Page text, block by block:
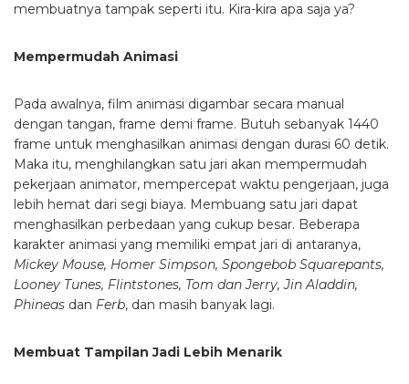
membuatnya tampak seperti itu. Kira-kira apa saja ya?
Mempermudah Animasi
Pada awalnya, film animasi digambar secara manual
dengan tangan, frame demi frame. Butuh sebanyak 1440
frame untuk menghasilkan animasi dengan durasi 60 detik.
Maka itu, menghilangkan satu jari akan mempermudah
pekerjaan animator, mempercepat waktu pengerjaan, juga
lebih hemat dari segi biaya. Membuang satu jari dapat
menghasilkan perbedaan yang cukup besar. Beberapa
karakter animasi yang memiliki empat jari di antaranya,
Mickey Mouse, Homer Simpson, Spongebob Squarepants,
Looney Tunes, Flintstones, Tom dan Jerry, Jin Aladdin,
Phineas dan Ferb, dan masih banyak lagi.
Membuat Tampilan Jadi Lebih Menarik